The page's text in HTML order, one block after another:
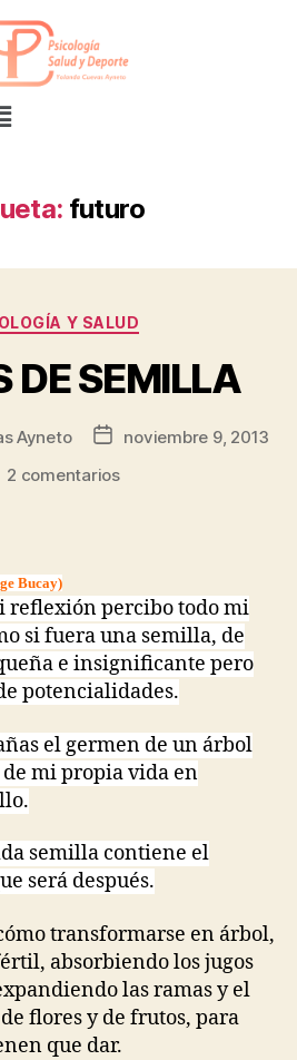
futuro
Y SALUD
DE SEMILLA
Ayneto
noviembre 9, 2013
2 comentarios
Bucay)
reflexión percibo todo mi
si fuera una semilla, de
e insignificante pero
potencialidades.
el germen de un árbol
mi propia vida en
semilla contiene el
será después.
transformarse en árbol,
absorbiendo los jugos
las ramas y el
flores y de frutos, para
que dar.